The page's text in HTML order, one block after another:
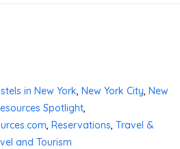
in New York, New York City, New
Spotlight,
, Reservations, Travel &
and Tourism